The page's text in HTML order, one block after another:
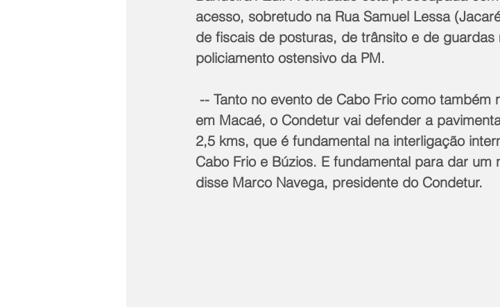
acesso, sobretudo na Rua Samuel Lessa
de fiscais de posturas, de trânsito e de
policiamento ostensivo da PM.
em Macaé, o Condetur vai defender a
2,5 kms, que é fundamental na interligação
Cabo Frio e Búzios. E fundamental para dar
disse Marco Navega, presidente do Condetur.